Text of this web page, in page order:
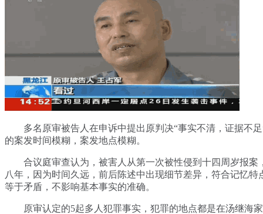
多名原审被告人在申诉中提出原判决“事实不清，证据不足
的案发时间模糊，案发地点模糊。
合议庭审查认为，被害人从第一次被性侵到十四周岁报案
八年，因为时间久远，前后陈述中出现细节差异，符合记忆特
等于矛盾，不影响基本事实的准确。
原审认定的5起多人犯罪事实，犯罪的地点都是在汤继海